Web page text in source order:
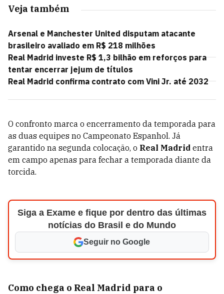
Veja também
Arsenal e Manchester United disputam atacante
brasileiro avaliado em R$ 218 milhões
Real Madrid investe R$ 1,3 bilhão em reforços para
tentar encerrar jejum de títulos
Real Madrid confirma contrato com Vini Jr. até 2032
O confronto marca o encerramento da temporada para
as duas equipes no Campeonato Espanhol. Já
garantido na segunda colocação, o Real Madrid entra
em campo apenas para fechar a temporada diante da
torcida.
Siga a Exame e fique por dentro das últimas
notícias do Brasil e do Mundo
Seguir no Google
Como chega o Real Madrid para o